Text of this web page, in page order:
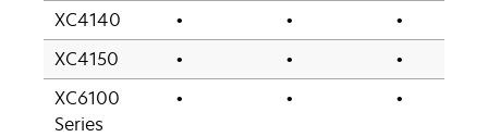
XC4140 • •
•
XC4150
• •
•
XC6100
Series
• • •